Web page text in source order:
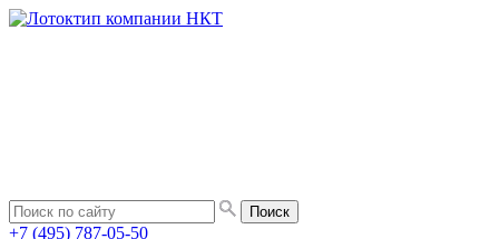
+7 (495) 787-05-50